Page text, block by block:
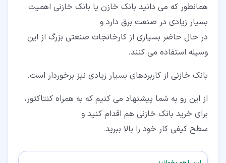
همانطور که می دانید بانک خازن یا بانک خازنی اهمیت
بسیار زیادی در صنعت برق دارد و
در حال حاضر بسیاری از کارخانجات صنعتی بزرگ از این
وسیله استفاده می کنند.
بانک خازنی از کاربردهای بسیار زیادی نیز برخوردار است.
از این رو به شما پیشنهاد می کنیم که به همراه کنتاکتور،
برای خرید بانک خازنی هم اقدام کنید و
سطح کیفی کار خود را بالا ببرید.